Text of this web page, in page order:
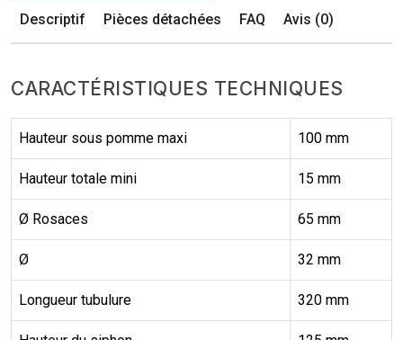
Descriptif Pièces détachées FAQ Avis (0)
CARACTÉRISTIQUES TECHNIQUES
Hauteur sous pomme maxi 100 mm
Hauteur totale mini 15 mm
Ø Rosaces 65 mm
Ø 32 mm
Longueur tubulure 320 mm